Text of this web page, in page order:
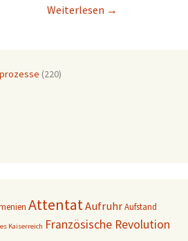
Weiter­le­sen →
(220)
AttentatAufruhrAufstand
Kaiserreich Französische Revolution